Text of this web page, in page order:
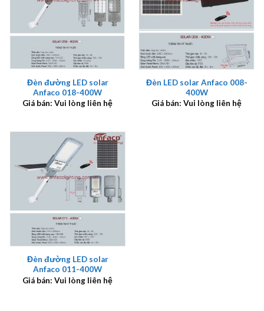
Đèn đường LED solar
Anfaco 018-400W
Giá bán: Vui lòng liên hệ
Đèn LED solar Anfaco 008-
400W
Giá bán: Vui lòng liên hệ
Đèn đường LED solar
Anfaco 011-400W
Giá bán: Vui lòng liên hệ